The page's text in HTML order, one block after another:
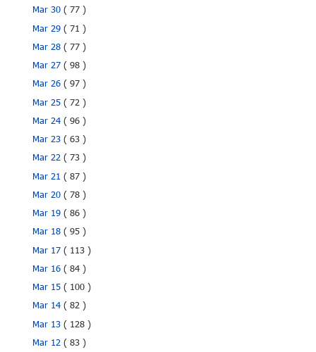
Mar 30( 77 )
Mar 29( 71 )
Mar 28( 77 )
Mar 27( 98 )
Mar 26( 97 )
Mar 25( 72 )
Mar 24( 96 )
Mar 23( 63 )
Mar 22( 73 )
Mar 21( 87 )
Mar 20( 78 )
Mar 19( 86 )
Mar 18( 95 )
Mar 17( 113 )
Mar 16( 84 )
Mar 15( 100 )
Mar 14( 82 )
Mar 13( 128 )
Mar 12( 83 )